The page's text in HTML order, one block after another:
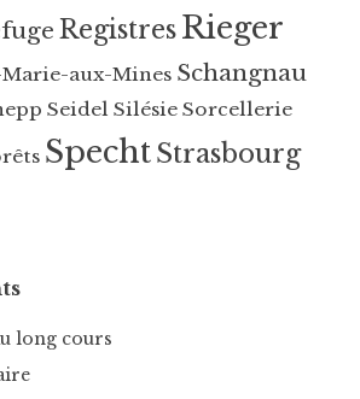
RegistresRieger
aux-Mines Schangnau
Seidel Silésie Sorcellerie
SpechtStrasbourg
long cours